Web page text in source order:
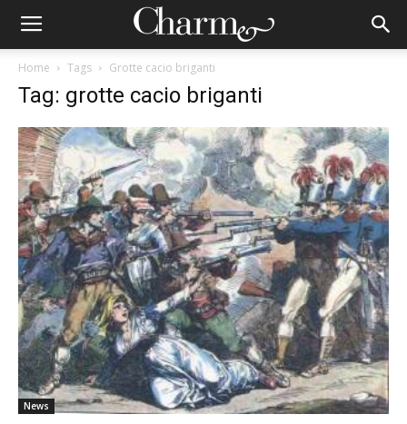
Home Tags Grotte cacio briganti
Tag: grotte cacio briganti
News